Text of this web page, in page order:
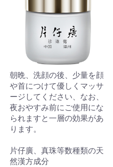
朝晩、洗顔の後、少量を顔
や首につけて優しくマッサ
ージしてください、なお、
夜おやすみ前にご使用にな
られますと一層の効果があ
ります。
片仔廣、真珠等数種類の天
然漢方成分